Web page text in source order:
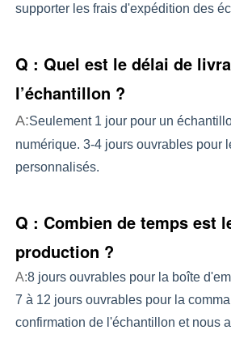
supporter les frais d'expédition des
Q : Quel est le délai de
l’échantillon ?
A:Seulement 1 jour pour un
numérique. 3-4 jours ouvrables pour
personnalisés.
Q : Combien de temps est
production ?
A:8 jours ouvrables pour la boîte
7 à 12 jours ouvrables pour la
confirmation de l'échantillon et nous